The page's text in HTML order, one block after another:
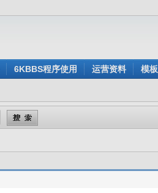
6KBBS程序使用 运营资料 模板